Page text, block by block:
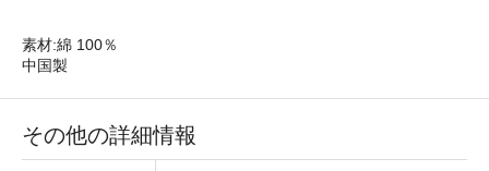
素材:綿 100％
中国製
その他の詳細情報